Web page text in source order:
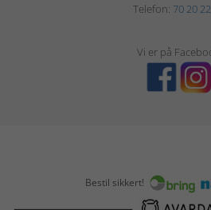
Telefon: 70 20
Vi er på
Bestil sikkert!